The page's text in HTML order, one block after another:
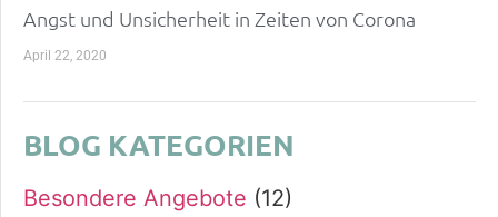
Angst und Unsicherheit in Zeiten von Corona
April 22, 2020
BLOG KATEGORIEN
Besondere Angebote (12)